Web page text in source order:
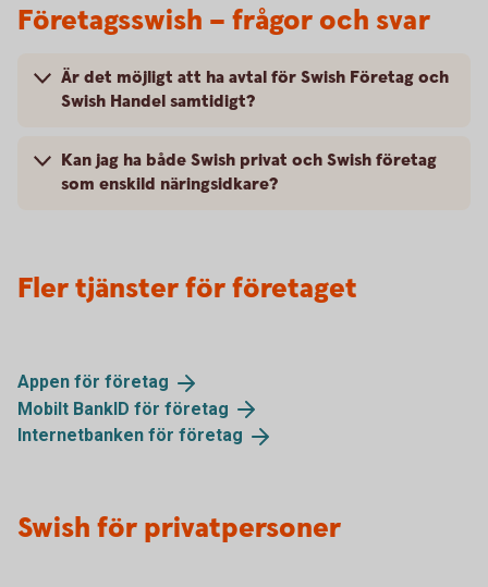
Företagsswish – frågor och svar
Är det möjligt att ha avtal för Swish Företag och
Swish Handel samtidigt?
Kan jag ha både Swish privat och Swish företag
som enskild näringsidkare?
Fler tjänster för företaget
Appen för företag
Mobilt BankID för företag
Internetbanken för företag
Swish för privatpersoner